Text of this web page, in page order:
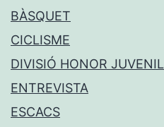
BÀSQUET
CICLISME
DIVISIÓ HONOR JUVENIL
ENTREVISTA
ESCACS